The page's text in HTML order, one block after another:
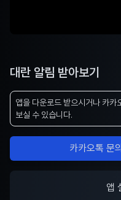
대란 알림 받아보기
앱을 다운로드 받으시거나 카카
보실 수 있습니다.
카카오톡 문
앱